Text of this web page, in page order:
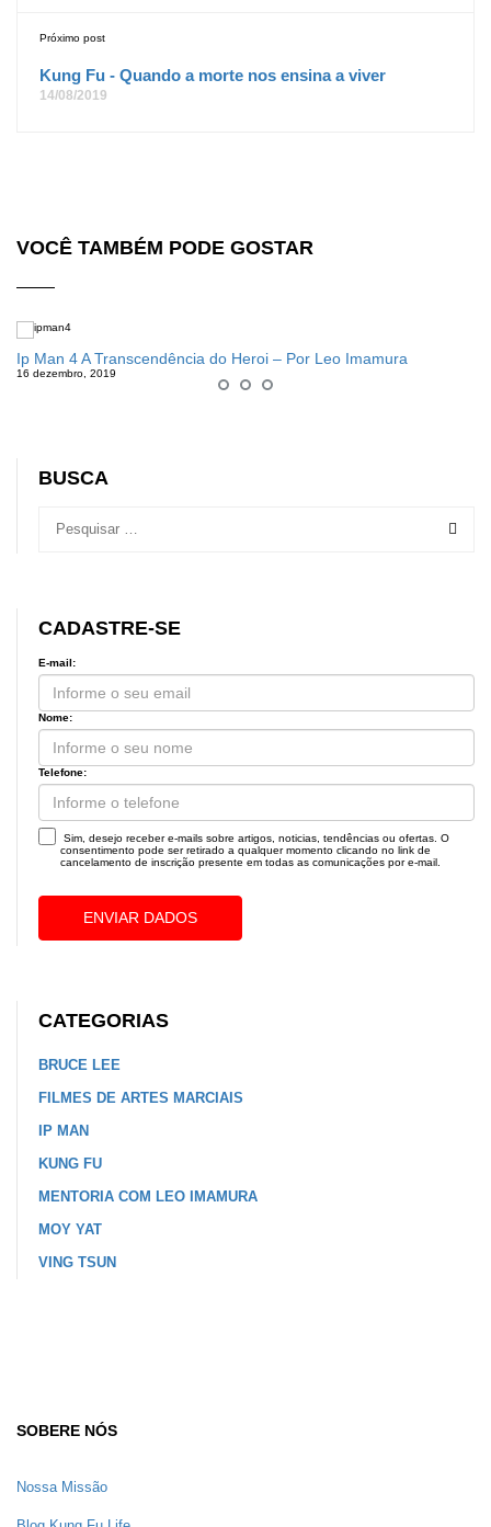
Próximo post
Kung Fu - Quando a morte nos ensina a viver
14/08/2019
VOCÊ TAMBÉM PODE GOSTAR
Ip Man 4 A Transcendência do Heroi – Por Leo Imamura
16 dezembro, 2019
BUSCA
CADASTRE-SE
E-mail:
Nome:
Telefone:
Sim, desejo receber e-mails sobre artigos, noticias, tendências ou ofertas. O
consentimento pode ser retirado a qualquer momento clicando no link de
cancelamento de inscrição presente em todas as comunicações por e-mail.
ENVIAR DADOS
CATEGORIAS
BRUCE LEE
FILMES DE ARTES MARCIAIS
IP MAN
KUNG FU
MENTORIA COM LEO IMAMURA
MOY YAT
VING TSUN
SOBERE NÓS
Nossa Missão